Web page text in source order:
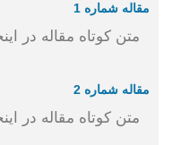
مقاله شماره 1
متن کوتاه مقاله در
مقاله شماره 2
متن کوتاه مقاله در